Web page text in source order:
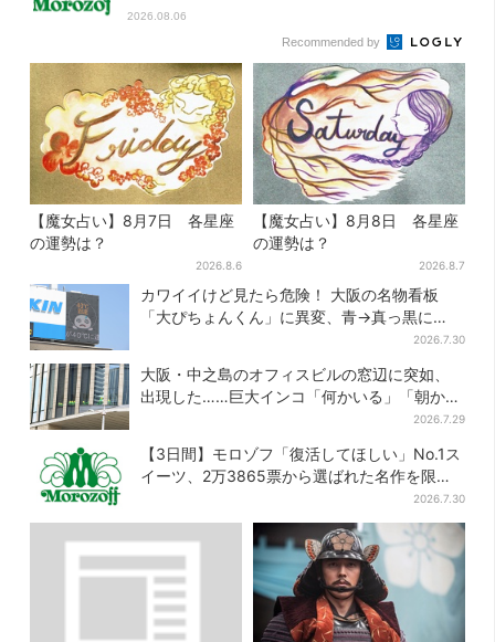
2026.08.06
Recommended by
【魔女占い】8月7日 各星座
の運勢は？
2026.8.6
【魔女占い】8月8日 各星座
の運勢は？
2026.8.7
カワイイけど見たら危険！ 大阪の名物看板
「大ぴちょんくん」に異変、青→真っ黒に…
2026.7.30
大阪・中之島のオフィスビルの窓辺に突如、
出現した……巨大インコ「何かいる」「朝から
2026.7.29
【3日間】モロゾフ「復活してほしい」No.1ス
イーツ、2万3865票から選ばれた名作を限定
2026.7.30